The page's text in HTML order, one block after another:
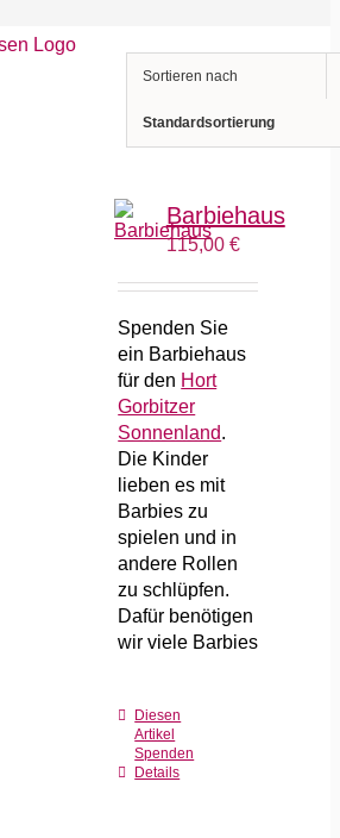
Sortieren nach
Standardsortierung
Barbiehaus
115,00 €
Spenden Sie
ein Barbiehaus
für den Hort
Gorbitzer
Sonnenland.
Die Kinder
lieben es mit
Barbies zu
spielen und in
andere Rollen
zu schlüpfen.
Dafür benötigen
wir viele Barbies
Diesen
Artikel
Spenden
Details